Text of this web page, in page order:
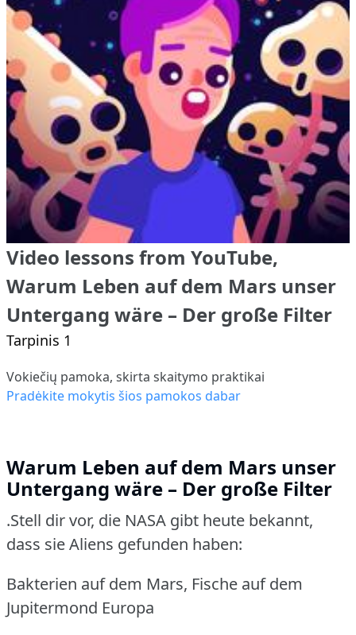
Video lessons from YouTube,
Warum Leben auf dem Mars unser
Untergang wäre – Der große Filter
Tarpinis 1
Vokiečių pamoka, skirta skaitymo praktikai
Pradėkite mokytis šios pamokos dabar
Warum Leben auf dem Mars unser
Untergang wäre – Der große Filter
.Stell dir vor, die NASA gibt heute bekannt,
dass sie Aliens gefunden haben:
Bakterien auf dem Mars, Fische auf dem
Jupitermond Europa